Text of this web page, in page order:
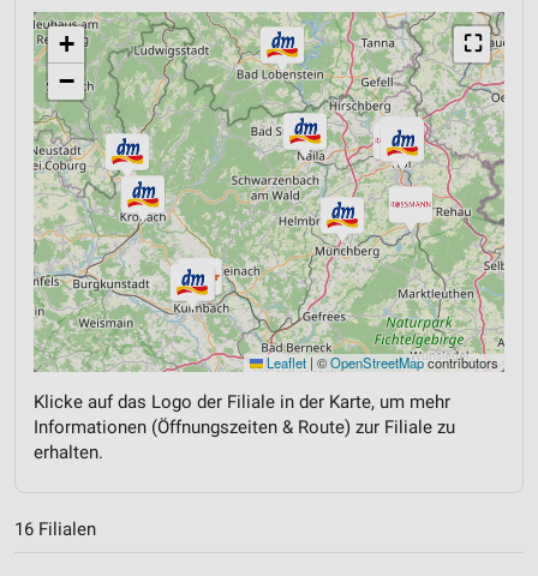
⛶
+
−
Leaflet | ©OpenStreetMapcontributors
Klicke auf das Logo der Filiale in der Karte, um mehr
Informationen (Öffnungszeiten & Route) zur Filiale zu
erhalten.
16 Filialen